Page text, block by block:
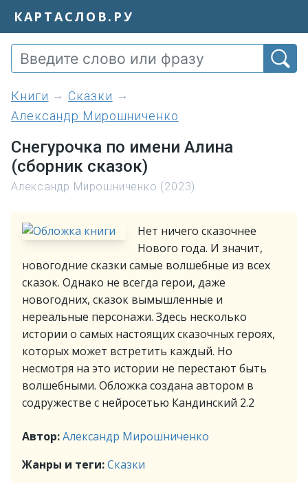
КАРТАСЛОВ.РУ
книги
Сказки
Александр Мирошниченко
Снегурочка по имени Алина
(сборник сказок)
Александр Мирошниченко (2023)
Нет ничего сказочнее
Нового года. И значит,
новогодние сказки самые волшебные из всех
сказок. Однако не всегда герои, даже
новогодних, сказок вымышленные и
нереальные персонажи. Здесь несколько
истории о самых настоящих сказочных героях,
которых может встретить каждый. Но
несмотря на это истории не перестают быть
волшебными. Обложка создана автором в
содружестве с нейросетью Кандинский 2.2
Автор:Александр Мирошниченко
Жанры и теги:Сказки